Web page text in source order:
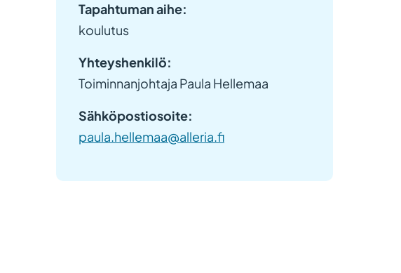
Tapahtuman aihe:
koulutus
Yhteyshenkilö:
Toiminnanjohtaja Paula Hellemaa
Sähköpostiosoite:
paula.hellemaa@alleria.fi